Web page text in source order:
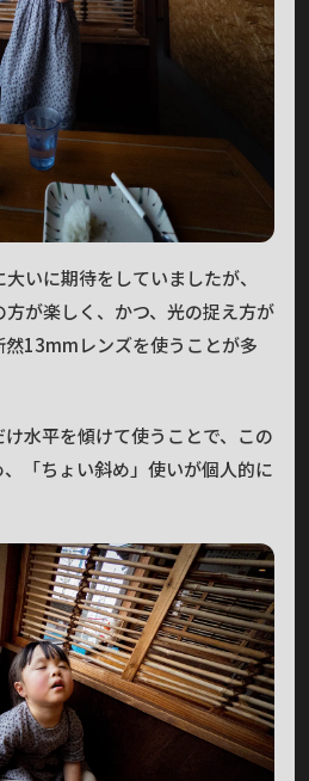
いに期待をしていましたが、
が楽しく、かつ、光の捉え方が
然13mmレンズを使うことが多
水平を傾けて使うことで、この
「ちょい斜め」使いが個人的に